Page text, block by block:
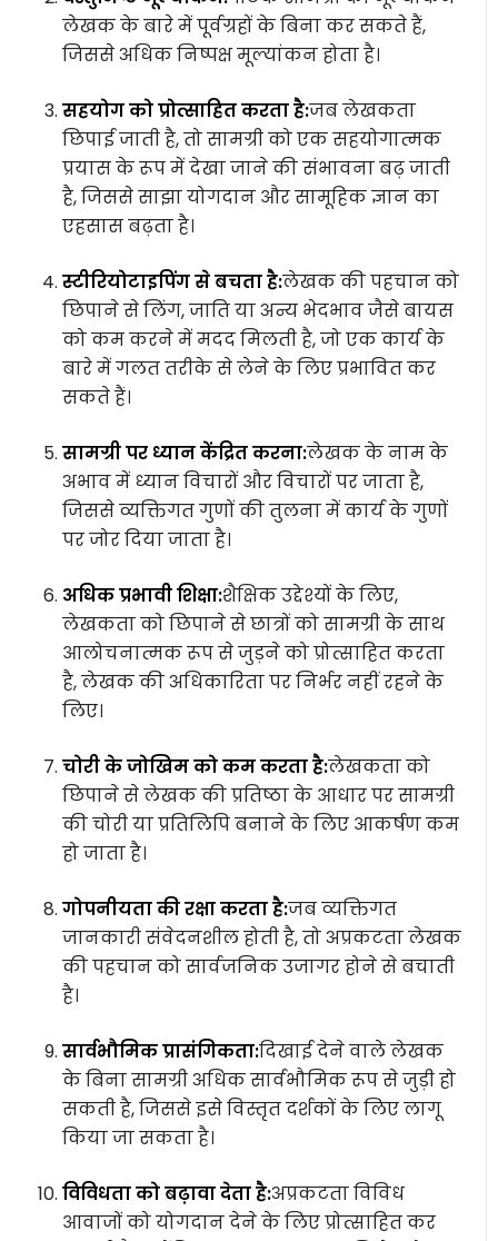
लेखक के बारे में पूर्वग्रहों के बिना कर सकते हैं,
जिससे अधिक निष्पक्ष मूल्यांकन होता है।
सहयोग को प्रोत्साहित करता है:जब लेखकता
छिपाई जाती है, तो सामग्री को एक सहयोगात्मक
प्रयास के रूप में देखा जाने की संभावना बढ़ जाती
है, जिससे साझा योगदान और सामूहिक ज्ञान का
एहसास बढ़ता है।
स्टीरियोटाइपिंग से बचता है:लेखक की पहचान को
छिपाने से लिंग, जाति या अन्य भेदभाव जैसे बायस
को कम करने में मदद मिलती है, जो एक कार्य के
बारे में गलत तरीके से लेने के लिए प्रभावित कर
सकते हैं।
सामग्री पर ध्यान केंद्रित करना:लेखक के नाम के
अभाव में ध्यान विचारों और विचारों पर जाता है,
जिससे व्यक्तिगत गुणों की तुलना में कार्य के गुणों
पर जोर दिया जाता है।
अधिक प्रभावी शिक्षा:शैक्षिक उद्देश्यों के लिए,
लेखकता को छिपाने से छात्रों को सामग्री के साथ
आलोचनात्मक रूप से जुड़ने को प्रोत्साहित करता
है, लेखक की अधिकारिता पर निर्भर नहीं रहने के
लिए।
चोरी के जोखिम को कम करता है:लेखकता को
छिपाने से लेखक की प्रतिष्ठा के आधार पर सामग्री
की चोरी या प्रतिलिपि बनाने के लिए आकर्षण कम
हो जाता है।
गोपनीयता की रक्षा करता है:जब व्यक्तिगत
जानकारी संवेदनशील होती है, तो अप्रकटता लेखक
की पहचान को सार्वजनिक उजागर होने से बचाती
है।
सार्वभौमिक प्रासंगिकता:दिखाई देने वाले लेखक
के बिना सामग्री अधिक सार्वभौमिक रूप से जुड़ी हो
सकती है, जिससे इसे विस्तृत दर्शकों के लिए लागू
किया जा सकता है।
विविधता को बढ़ावा देता है:अप्रकटता विविध
आवाजों को योगदान देने के लिए प्रोत्साहित कर